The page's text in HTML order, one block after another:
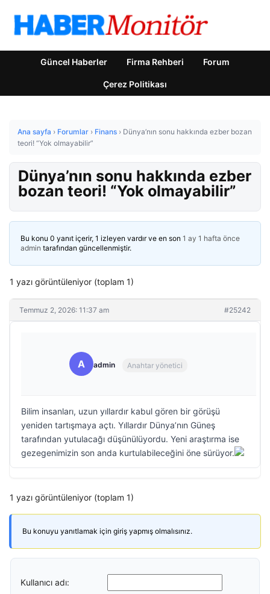
Güncel Haberler Firma Rehberi Forum
Çerez Politikası
Ana sayfa › Forumlar › Finans › Dünya’nın sonu hakkında ezber bozan
teori! “Yok olmayabilir”
Dünya’nın sonu hakkında ezber
bozan teori! “Yok olmayabilir”
Bu konu 0 yanıt içerir, 1 izleyen vardır ve en son 1 ay 1 hafta önce
admin tarafından güncellenmiştir.
1 yazı görüntüleniyor (toplam 1)
Temmuz 2, 2026: 11:37 am #25242
A admin Anahtar yönetici
Bilim insanları, uzun yıllardır kabul gören bir görüşü
yeniden tartışmaya açtı. Yıllardır Dünya’nın Güneş
tarafından yutulacağı düşünülüyordu. Yeni araştırma ise
gezegenimizin son anda kurtulabileceğini öne sürüyor.
1 yazı görüntüleniyor (toplam 1)
Bu konuyu yanıtlamak için giriş yapmış olmalısınız.
Kullanıcı adı: